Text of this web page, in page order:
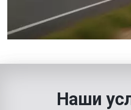
Наши